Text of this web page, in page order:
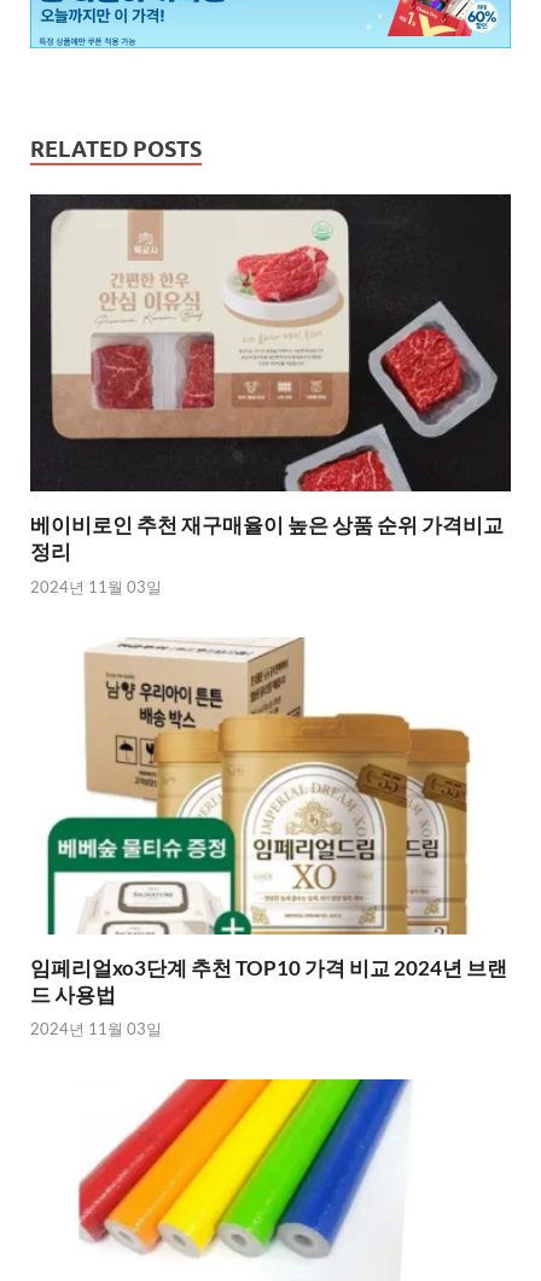
RELATED POSTS
베이비로인 추천 재구매율이 높은 상품 순위 가격비교
정리
2024년 11월 03일
임페리얼xo3단계 추천 TOP10 가격 비교 2024년 브랜
드 사용법
2024년 11월 03일